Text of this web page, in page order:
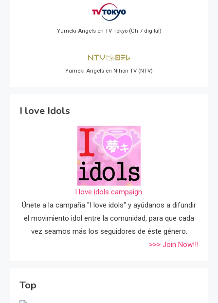
Yumeki Angels en TV Tokyo (Ch 7 digital)
Yumeki Angels en Nihon TV (NTV)
I love Idols
I love idols campaign.
Únete a la campaña "I love idols" y ayúdanos a difundir
el movimiento idol entre la comunidad, para que cada
vez seamos más los seguidores de éste género.
>>> Join Now!!!
Top